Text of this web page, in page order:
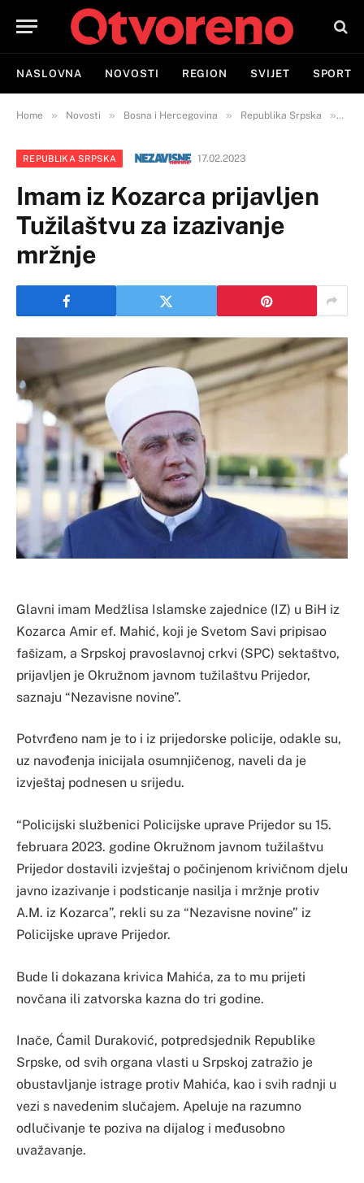
NASLOVNA NOVOSTI REGION SVIJET SPORT
Home » Novosti » Bosna i Hercegovina » Republika Srpska »
REPUBLIKA SRPSKA 17.02.2023
Imam iz Kozarca prijavljen
Tužilaštvu za izazivanje
mržnje
Glavni imam Medžlisa Islamske zajednice (IZ) u BiH iz
Kozarca Amir ef. Mahić, koji je Svetom Savi pripisao
fašizam, a Srpskoj pravoslavnoj crkvi (SPC) sektaštvo,
prijavljen je Okružnom javnom tužilaštvu Prijedor,
saznaju “Nezavisne novine”.
Potvrđeno nam je to i iz prijedorske policije, odakle su,
uz navođenja inicijala osumnjičenog, naveli da je
izvještaj podnesen u srijedu.
“Policijski službenici Policijske uprave Prijedor su 15.
februara 2023. godine Okružnom javnom tužilaštvu
Prijedor dostavili izvještaj o počinjenom krivičnom djelu
javno izazivanje i podsticanje nasilja i mržnje protiv
A.M. iz Kozarca”, rekli su za “Nezavisne novine” iz
Policijske uprave Prijedor.
Bude li dokazana krivica Mahića, za to mu prijeti
novčana ili zatvorska kazna do tri godine.
Inače, Ćamil Duraković, potpredsjednik Republike
Srpske, od svih organa vlasti u Srpskoj zatražio je
obustavljanje istrage protiv Mahića, kao i svih radnji u
vezi s navedenim slučajem. Apeluje na razumno
odlučivanje te poziva na dijalog i međusobno
uvažavanje.